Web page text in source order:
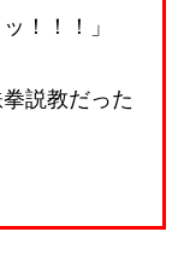
！！！」
説教だった